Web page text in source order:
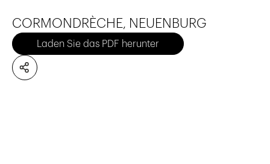
CORMONDRÈCHE, NEUENBURG
Laden Sie das PDF herunter